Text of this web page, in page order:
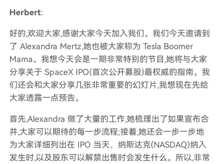
Herbert:
好的,欢迎大家,感谢大家今天加入我们。我们今天邀请到
了 Alexandra Mertz,她也被大家称为 Tesla Boomer
Mama。我想今天会是一期非常特别的节目,她将与大家
分享关于 SpaceX IPO(首次公开募股)最权威的指南。我
们还会和大家分享几张非常重要的幻灯片,我想现在先给
大家透露一点预告。
首先,Alexandra 做了大量的工作,她梳理出了如果宣布合
并,大家可以期待的每一步流程;接着,她还会一步一步地
为大家详细列出在 IPO 当天、纳斯达克(NASDAQ)纳入
发生时,以及股东可以解禁出售时会发生什么。所以,非常